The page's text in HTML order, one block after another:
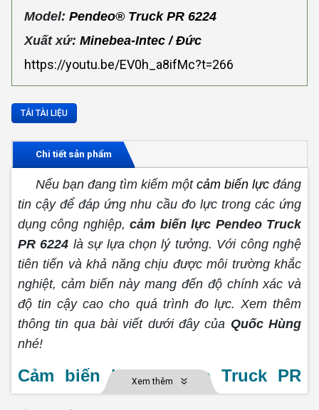
Model:Pendeo® Truck PR 6224
Xuất xứ:Minebea-Intec / Đức
https://youtu.be/EV0h_a8ifMc?t=266
TẢI TÀI LIỆU
Chi tiết sản phẩm
Nếu bạn đang tìm kiếm mộtcảm biến lực đáng
tin cậy để đáp ứng nhu cầu đo lực trong các ứng
dụng công nghiệp,cảm biến lực Pendeo Truck
PR 6224 là sự lựa chọn lý tưởng. Với công nghệ
tiên tiến và khả năng chịu được môi trường khắc
nghiệt, cảm biến này mang đến độ chính xác và
độ tin cậy cao cho quá trình đo lực. Xem thêm
thông tin qua bài viết dưới đây của Quốc Hùng
nhé!
Cảm biến lực Pendeo Truck PR
6224 là gì?
Xem thêm